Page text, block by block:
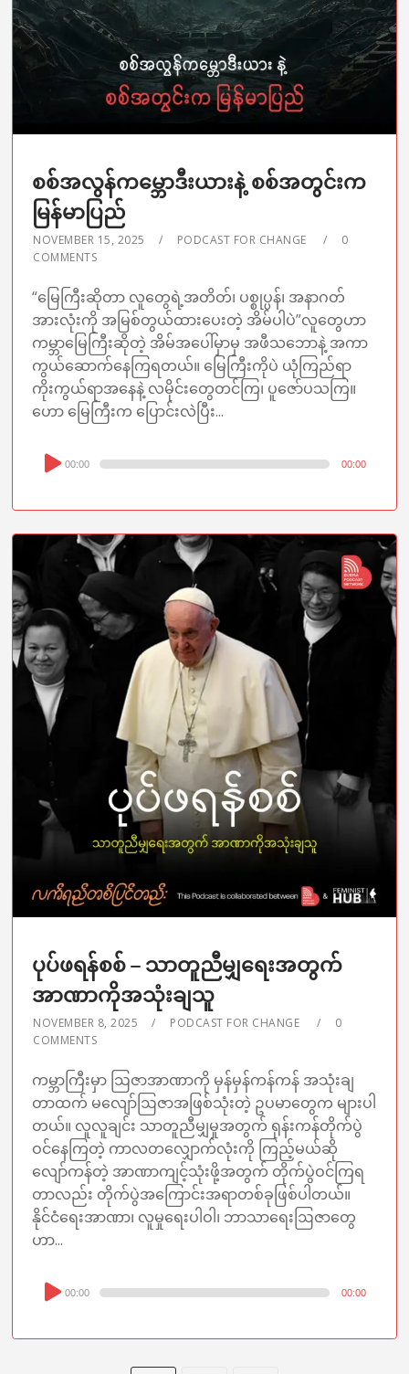
စစ်အလွန်ကမ္ဘောဒီးယားနဲ့ စစ်အတွင်းက
မြန်မာပြည်
NOVEMBER 15, 2025 PODCAST FOR CHANGE
0
COMMENTS
“မြေကြီးဆိုတာ လူတွေရဲ့အတိတ်၊ ပစ္စုပ္ပန်၊ အနာဂတ်
အားလုံးကို အမြစ်တွယ်ထားပေးတဲ့ အိမ်ပါပဲ”လူတွေဟာ
ကမ္ဘာမြေကြီးဆိုတဲ့ အိမ်အပေါ်မှာမှ အဖီသဘောနဲ့ အကာ
ကွယ်ဆောက်နေကြရတယ်။ မြေကြီးကိုပဲ ယုံကြည်ရာ
ကိုးကွယ်ရာအနေနဲ့ လမိုင်းတွေတင်ကြ၊ ပူဇော်ပသကြ။
ဟော မြေကြီးက‌ ပြောင်းလဲပြီး...
Audio
Player
00:00 00:00
ပုပ်ဖရန်စစ် – သာတူညီမျှရေးအတွက်
အာဏာကိုအသုံးချသူ
NOVEMBER 8, 2025 PODCAST FOR CHANGE
0
COMMENTS
ကမ္ဘာကြီးမှာ ဩဇာအာဏာကို မှန်မှန်ကန်ကန် အသုံးချ
တာထက် မလျော်ဩဇာအဖြစ်သုံးတဲ့ ဥပမာတွေက များပါ
တယ်။ လူလူချင်း သာတူညီမျှမှုအတွက် ရုန်းကန်တိုက်ပွဲ
ဝင်နေကြတဲ့ ကာလတလျှောက်လုံးကို ကြည့်မယ်ဆို
လျော်ကန်တဲ့ အာဏာကျင့်သုံးဖို့အတွက် တိုက်ပွဲဝင်ကြရ
တာလည်း တိုက်ပွဲအကြောင်းအရာတစ်ခုဖြစ်ပါတယ်။
နိုင်ငံရေးအာဏာ၊ လူမှုရေးပါဝါ၊ ဘာသာရေးဩဇာတွေ
ဟာ...
Audio
Player
00:00 00:00